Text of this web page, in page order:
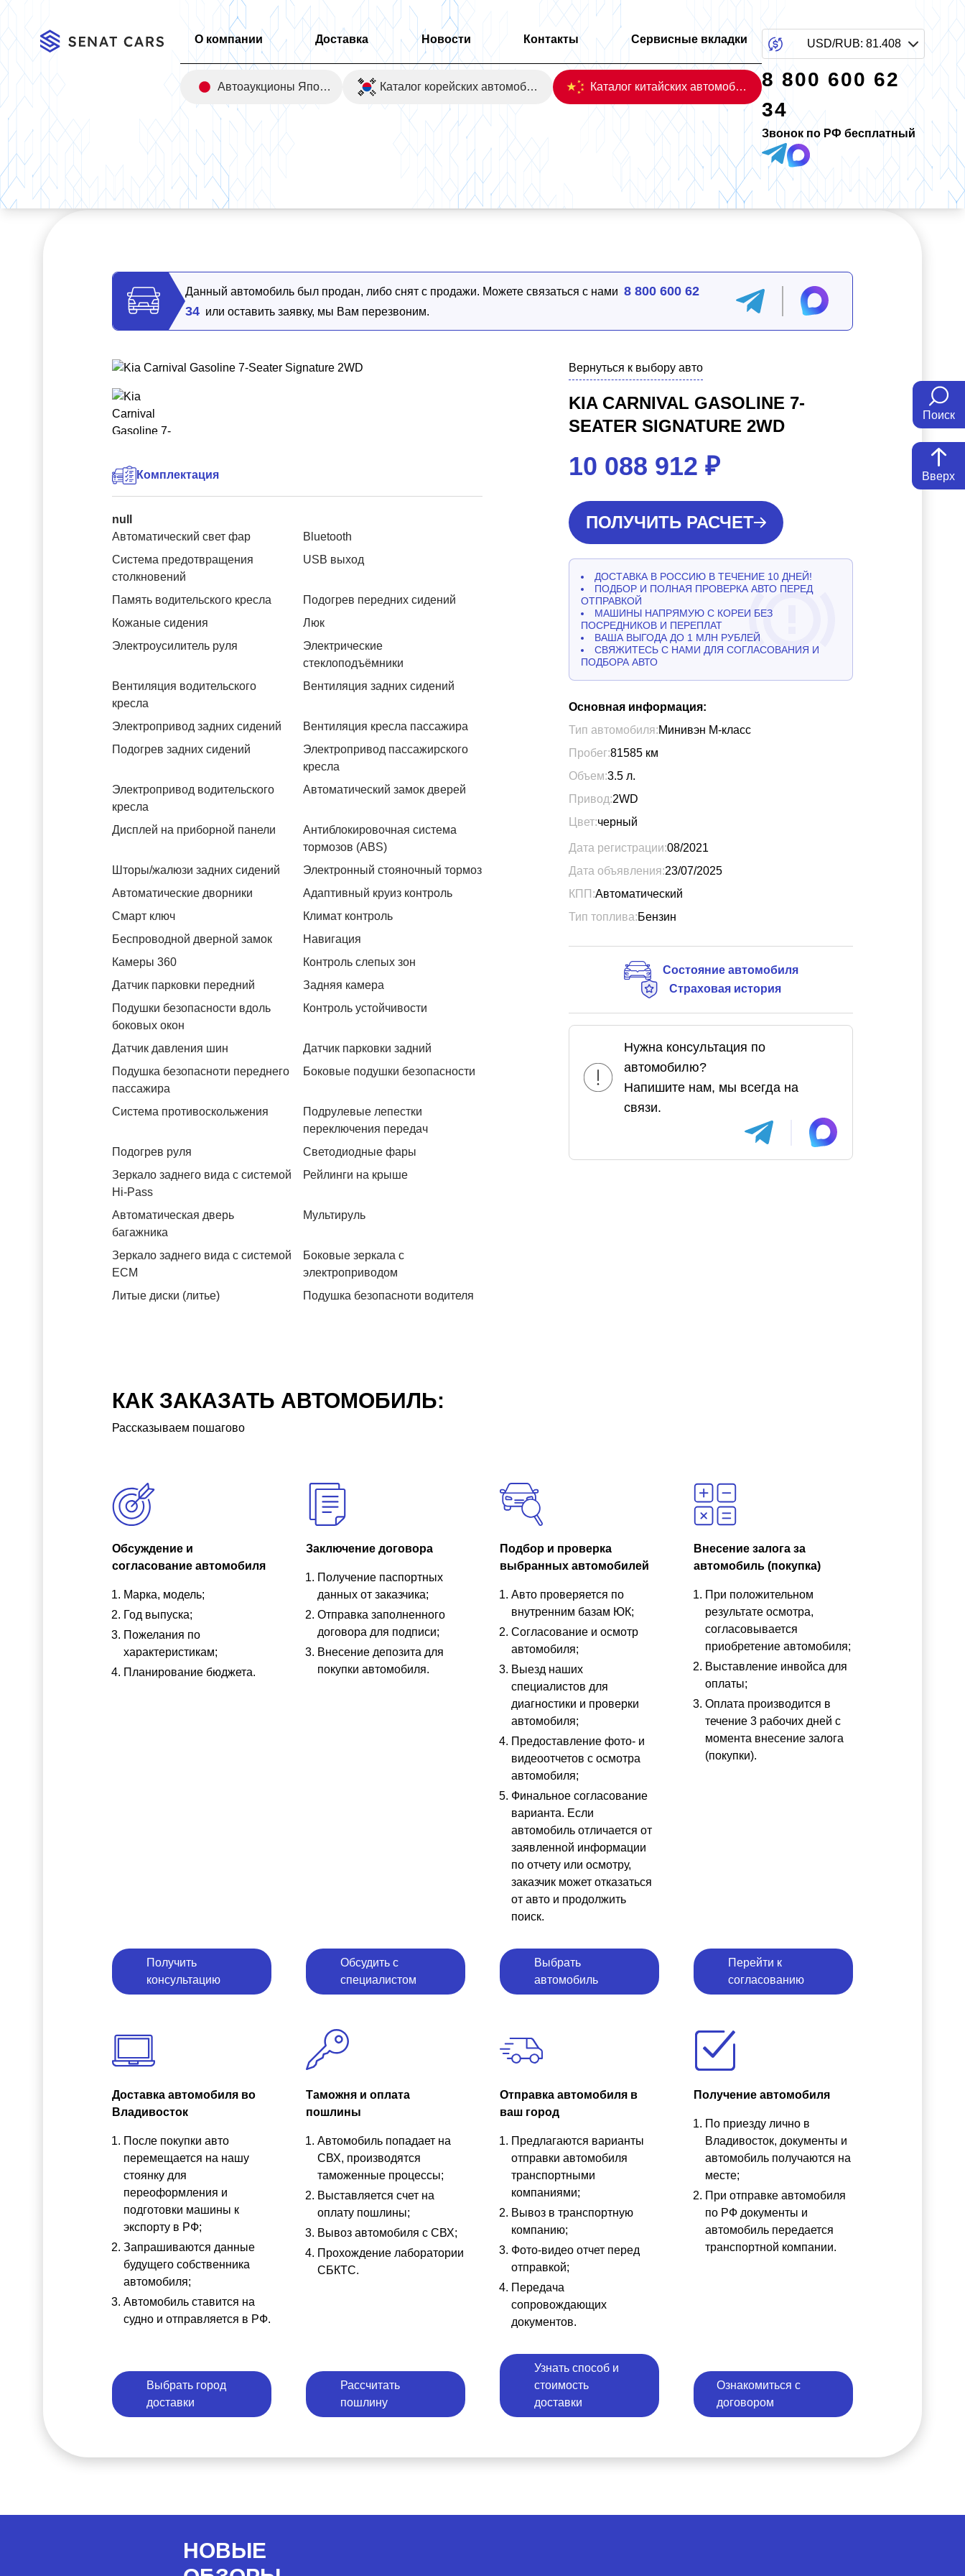
Поиск
Вверх
О компании Доставка Новости Контакты Сервисные вкладки
Автоаукционы Японии Каталог корейских автомобилей Каталог китайских автомобилей
USD/RUB: 81.408
8 800 600 62
34
Звонок по РФ бесплатный
Главная/Каталог Kia Carnival Gasoline 7-Seater Signature 2WD
Данный автомобиль был продан, либо снят с продажи. Можете связаться с нами 8 800 600 62
34 или оставить заявку, мы Вам перезвоним.
Комплектация
null
Автоматический свет фар
Bluetooth
Система предотвращения
столкновений
USB выход
Память водительского кресла
Подогрев передних сидений
Кожаные сидения
Люк
Электроусилитель руля
Электрические
стеклоподъёмники
Вентиляция водительского
кресла
Вентиляция задних сидений
Электропривод задних сидений
Вентиляция кресла пассажира
Подогрев задних сидений
Электропривод пассажирского
кресла
Электропривод водительского
кресла
Автоматический замок дверей
Дисплей на приборной панели
Антиблокировочная система
тормозов (ABS)
Шторы/жалюзи задних сидений
Электронный стояночный тормоз
Автоматические дворники
Адаптивный круиз контроль
Смарт ключ
Климат контроль
Беспроводной дверной замок
Навигация
Камеры 360
Контроль слепых зон
Датчик парковки передний
Задняя камера
Подушки безопасности вдоль
боковых окон
Контроль устойчивости
Датчик давления шин
Датчик парковки задний
Подушка безопасноти переднего
пассажира
Боковые подушки безопасности
Система противоскольжения
Подрулевые лепестки
переключения передач
Подогрев руля
Светодиодные фары
Зеркало заднего вида с системой
Hi-Pass
Рейлинги на крыше
Автоматическая дверь
багажника
Мультируль
Зеркало заднего вида с системой
ЕСМ
Боковые зеркала с
электроприводом
Литые диски (литье)
Подушка безопасноти водителя
Вернуться к выбору авто
KIA CARNIVAL GASOLINE 7-
SEATER SIGNATURE 2WD
10 088 912 ₽
ПОЛУЧИТЬ РАСЧЕТ
ДОСТАВКА В РОССИЮ В ТЕЧЕНИЕ 10 ДНЕЙ!
ПОДБОР И ПОЛНАЯ ПРОВЕРКА АВТО ПЕРЕД
ОТПРАВКОЙ
МАШИНЫ НАПРЯМУЮ С КОРЕИ БЕЗ
ПОСРЕДНИКОВ И ПЕРЕПЛАТ
ВАША ВЫГОДА ДО 1 МЛН РУБЛЕЙ
СВЯЖИТЕСЬ С НАМИ ДЛЯ СОГЛАСОВАНИЯ И
ПОДБОРА АВТО
Основная информация:
Тип автомобиля:Минивэн М-класс
Пробег:81585 км
Объем:3.5 л.
Привод:2WD
Цвет:черный
Дата регистрации:08/2021
Дата объявления:23/07/2025
КПП:Автоматический
Тип топлива:Бензин
Состояние автомобиля
Страховая история
Нужна консультация по
автомобилю?
Напишите нам, мы всегда на
связи.
КАК ЗАКАЗАТЬ АВТОМОБИЛЬ:
Рассказываем пошагово
Обсуждение и
согласование автомобиля
Марка, модель;
Год выпуска;
Пожелания по
характеристикам;
Планирование бюджета.
Получить
консультацию
Заключение договора
Получение паспортных
данных от заказчика;
Отправка заполненного
договора для подписи;
Внесение депозита для
покупки автомобиля.
Обсудить с
специалистом
Подбор и проверка
выбранных автомобилей
Авто проверяется по
внутренним базам ЮК;
Согласование и осмотр
автомобиля;
Выезд наших
специалистов для
диагностики и проверки
автомобиля;
Предоставление фото- и
видеоотчетов с осмотра
автомобиля;
Финальное согласование
варианта. Если
автомобиль отличается от
заявленной информации
по отчету или осмотру,
заказчик может отказаться
от авто и продолжить
поиск.
Выбрать
автомобиль
Внесение залога за
автомобиль (покупка)
При положительном
результате осмотра,
согласовывается
приобретение автомобиля;
Выставление инвойса для
оплаты;
Оплата производится в
течение 3 рабочих дней с
момента внесение залога
(покупки).
Перейти к
согласованию
Доставка автомобиля во
Владивосток
После покупки авто
перемещается на нашу
стоянку для
переоформления и
подготовки машины к
экспорту в РФ;
Запрашиваются данные
будущего собственника
автомобиля;
Автомобиль ставится на
судно и отправляется в РФ.
Выбрать город
доставки
Таможня и оплата
пошлины
Автомобиль попадает на
СВХ, производятся
таможенные процессы;
Выставляется счет на
оплату пошлины;
Вывоз автомобиля с СВХ;
Прохождение лаборатории
СБКТС.
Рассчитать
пошлину
Отправка автомобиля в
ваш город
Предлагаются варианты
отправки автомобиля
транспортными
компаниями;
Вывоз в транспортную
компанию;
Фото-видео отчет перед
отправкой;
Передача
сопровождающих
документов.
Узнать способ и
стоимость
доставки
Получение автомобиля
По приезду лично в
Владивосток, документы и
автомобиль получаются на
месте;
При отправке автомобиля
по РФ документы и
автомобиль передается
транспортной компании.
Ознакомиться с
договором
НОВЫЕ